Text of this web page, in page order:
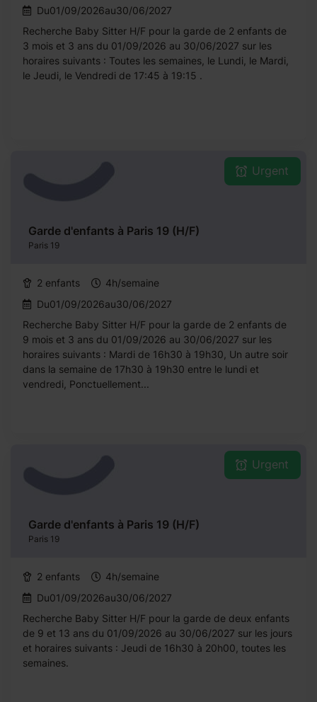
Du01/09/2026au30/06/2027
Recherche Baby Sitter H/F pour la garde de 2 enfants de
3 mois et 3 ans du 01/09/2026 au 30/06/2027 sur les
horaires suivants : Toutes les semaines, le Lundi, le Mardi,
le Jeudi, le Vendredi de 17:45 à 19:15 .
Garde d'enfants à Paris 19 (H/F)
Paris 19
Urgent
2 enfants
4h/semaine
Du01/09/2026au30/06/2027
Recherche Baby Sitter H/F pour la garde de 2 enfants de
9 mois et 3 ans du 01/09/2026 au 30/06/2027 sur les
horaires suivants : Mardi de 16h30 à 19h30, Un autre soir
dans la semaine de 17h30 à 19h30 entre le lundi et
vendredi, Ponctuellement...
Garde d'enfants à Paris 19 (H/F)
Paris 19
Urgent
2 enfants
4h/semaine
Du01/09/2026au30/06/2027
Recherche Baby Sitter H/F pour la garde de deux enfants
de 9 et 13 ans du 01/09/2026 au 30/06/2027 sur les jours
et horaires suivants : Jeudi de 16h30 à 20h00, toutes les
semaines.